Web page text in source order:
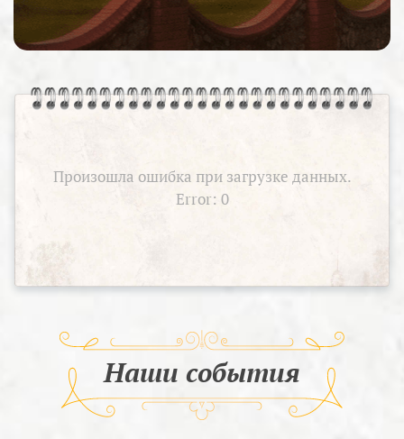
Произошла ошибка при загрузке данных.
Error: 0
Наши события